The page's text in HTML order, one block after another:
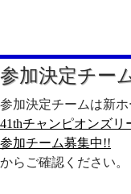
参加決定チー
参加決定チームは新
41thチャンピオンズリ
参加チーム募集中!!
からご確認ください。